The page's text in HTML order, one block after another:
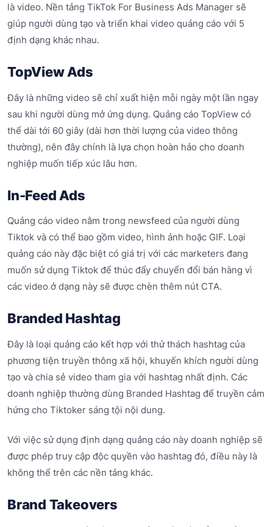
là video. Nền tảng TikTok For Business Ads Manager sẽ
giúp người dùng tạo và triển khai video quảng cáo với 5
định dạng khác nhau.
TopView Ads
Đây là những video sẽ chỉ xuất hiện mỗi ngày một lần ngay
sau khi người dùng mở ứng dụng. Quảng cáo TopView có
thể dài tới 60 giây (dài hơn thời lượng của video thông
thường), nên đây chính là lựa chọn hoàn hảo cho doanh
nghiệp muốn tiếp xúc lâu hơn.
In-Feed Ads
Quảng cáo video nằm trong newsfeed của người dùng
Tiktok và có thể bao gồm video, hình ảnh hoặc GIF. Loại
quảng cáo này đặc biệt có giá trị với các marketers đang
muốn sử dụng Tiktok để thúc đẩy chuyển đổi bán hàng vì
các video ở dạng này sẽ được chèn thêm nút CTA.
Branded Hashtag
Đây là loại quảng cáo kết hợp với thử thách hashtag của
phương tiện truyền thông xã hội, khuyến khích người dùng
tạo và chia sẻ video tham gia với hashtag nhất định. Các
doanh nghiệp thường dùng Branded Hashtag để truyền cảm
hứng cho Tiktoker sáng tội nội dung.
Với việc sử dụng định dạng quảng cáo này doanh nghiệp sẽ
được phép truy cập độc quyền vào hashtag đó, điều này là
không thể trên các nền tảng khác.
Brand Takeovers